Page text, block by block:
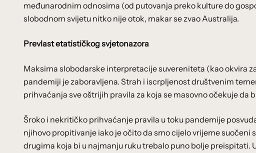
međunarodnim odnosima (od putovanja preko kulture do
slobodnom svijetu nitko nije otok, makar se zvao Australija.
Prevlast etatističkog svjetonazora
Maksima slobodarske interpretacije suvereniteta (kao okvira
pandemiji je zaboravljena. Strah i iscrpljenost društvenim
prihvaćanja sve oštrijih pravila za koja se masovno očekuje da
Šroko i nekritičko prihvaćanje pravila u toku pandemije
njihovo propitivanje iako je očito da smo cijelo vrijeme suočeni
drugima koja bi u najmanju ruku trebalo puno bolje preispitati.